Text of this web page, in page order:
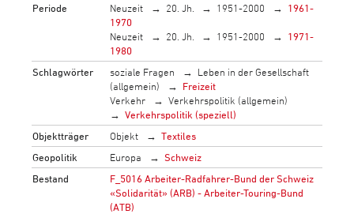
Periode
Neuzeit 20. Jh. 1951-2000
1961-
1970
Neuzeit
20. Jh. 1951-2000
1971-
1980
Schlagwörter
soziale Fragen
Leben in der Gesellschaft
(allgemein)
Freizeit
Verkehr
Verkehrspolitik (allgemein)
Verkehrspolitik (speziell)
Objektträger
Objekt
Textiles
Geopolitik
Europa
Schweiz
Bestand
F_5016 Arbeiter-Radfahrer-Bund der Schweiz
«Solidarität» (ARB) - Arbeiter-Touring-Bund
(ATB)